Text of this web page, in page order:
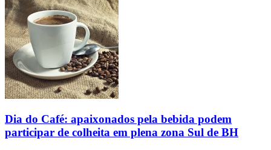
Dia do Café: apaixonados pela bebida podem
participar de colheita em plena zona Sul de BH